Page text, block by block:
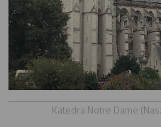
Katedra Notre Dame